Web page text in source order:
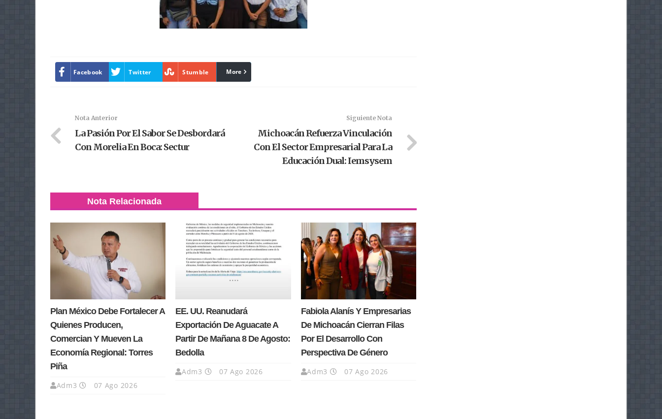
Facebook Twitter Stumble linkedin
More
Nota Anterior
La Pasión Por El Sabor Se Desbordará
Con Morelia En Boca: Sectur
Siguiente Nota
Michoacán Refuerza Vinculación
Con El Sector Empresarial Para La
Educación Dual: Iemsysem
Nota Relacionada
Plan México Debe Fortalecer A
Quienes Producen,
Comercian Y Mueven La
Economía Regional: Torres
Piña
Adm3 07 Ago 2026
EE. UU. Reanudará
Exportación De Aguacate A
Partir De Mañana 8 De Agosto:
Bedolla
Adm3 07 Ago 2026
Fabiola Alanís Y Empresarias
De Michoacán Cierran Filas
Por El Desarrollo Con
Perspectiva De Género
Adm3 07 Ago 2026